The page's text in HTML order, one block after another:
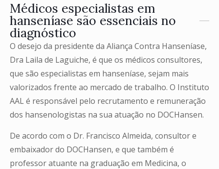
Médicos especialistas em
hanseníase são essenciais no
diagnóstico
O desejo da presidente da Aliança Contra Hanseníase,
Dra Laila de Laguiche, é que os médicos consultores,
que são especialistas em hanseníase, sejam mais
valorizados frente ao mercado de trabalho. O Instituto
AAL é responsável pelo recrutamento e remuneração
dos hansenologistas na sua atuação no DOCHansen.
De acordo com o Dr. Francisco Almeida, consultor e
embaixador do DOCHansen, e que também é
professor atuante na graduação em Medicina, o